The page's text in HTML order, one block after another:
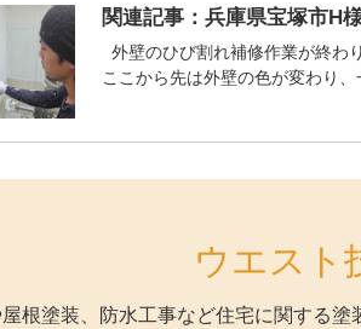
関連記事： 兵庫県宝塚市H
外壁のひび割れ補修作業が終
ここから先は外壁の色が変わり、
ウエスト
根塗装、防水工事など住宅に関する塗